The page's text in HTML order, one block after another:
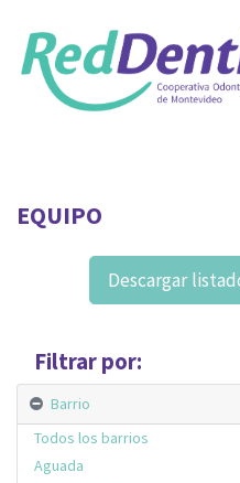
EQUIPO
Descargar
Filtrar por:
Barrio
Todos los barrios
Aguada